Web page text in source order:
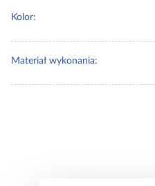
Kolor:
Materiał wykonania: